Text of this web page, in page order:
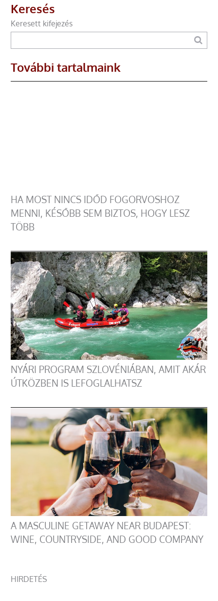
Keresés
Keresett kifejezés
További tartalmaink
HA MOST NINCS IDŐD FOGORVOSHOZ
MENNI, KÉSŐBB SEM BIZTOS, HOGY LESZ
TÖBB
NYÁRI PROGRAM SZLOVÉNIÁBAN, AMIT AKÁR
ÚTKÖZBEN IS LEFOGLALHATSZ
A MASCULINE GETAWAY NEAR BUDAPEST:
WINE, COUNTRYSIDE, AND GOOD COMPANY
HIRDETÉS